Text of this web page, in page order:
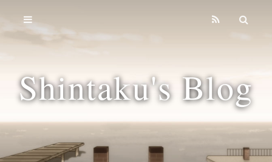
Shintaku's Blog
Home
Archives